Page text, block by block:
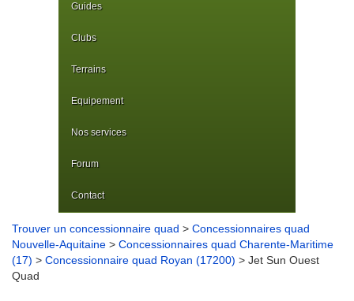
Guides
Clubs
Terrains
Equipement
Nos services
Forum
Contact
Trouver un concessionnaire quad > Concessionnaires quad
Nouvelle-Aquitaine > Concessionnaires quad Charente-Maritime
(17) > Concessionnaire quad Royan (17200) > Jet Sun Ouest
Quad